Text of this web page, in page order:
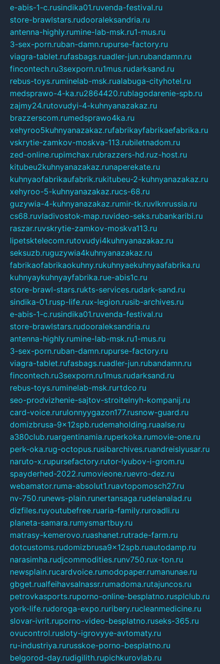
e-abis-1-c.rusindika01.ruvenda-festival.ru
store-brawlstars.rudooraleksandria.ru
antenna-highly.rumine-lab-msk.ru1-mus.ru
3-sex-porn.ruban-damn.rupurse-factory.ru
viagra-tablet.rufasbags.ruadler-jun.rubandamn.ru
fincontech.ru3sexporn.ru1mus.rudarksand.ru
rebus-toys.ruminelab-msk.rualabuga-cityhotel.ru
medsprawo-4-ka.ru2864420.rublagodarenie-spb.ru
zajmy24.rutovudyi-4-kuhnyanazakaz.ru
brazzerscom.rumedsprawo4ka.ru
xehyroo5kuhnyanazakaz.rufabrikayfabrikaefabrika.ru
vskrytie-zamkov-moskva-113.rubiletnadom.ru
zed-online.rupimchax.rubrazzers-hd.ruz-host.ru
kitubeu2kuhnyanazakaz.runaperekate.ru
kuhnyaofabrikaufabrik.rukitubeu-2-kuhnyanazakaz.ru
xehyroo-5-kuhnyanazakaz.rucs-68.ru
guzywia-4-kuhnyanazakaz.rumir-tk.ruvlknrussia.ru
cs68.ruvladivostok-map.ruvideo-seks.rubankaribi.ru
raszar.ruvskrytie-zamkov-moskva113.ru
lipetsktelecom.rutovudyi4kuhnyanazakaz.ru
seksuzb.ruguzywia4kuhnyanazakaz.ru
fabrikaofabrikaokuhny.rukuhnyaekuhnyaafabrika.ru
kuhnyaykuhnyayfabrika.rue-abis1c.ru
store-brawl-stars.rukts-services.rudark-sand.ru
sindika-01.rusp-life.rux-legion.rusib-archives.ru
e-abis-1-c.rusindika01.ruvenda-festival.ru
store-brawlstars.rudooraleksandria.ru
antenna-highly.rumine-lab-msk.ru1-mus.ru
3-sex-porn.ruban-damn.rupurse-factory.ru
viagra-tablet.rufasbags.ruadler-jun.rubandamn.ru
fincontech.ru3sexporn.ru1mus.rudarksand.ru
rebus-toys.ruminelab-msk.rurtdco.ru
seo-prodvizhenie-sajtov-stroitelnyh-kompanij.ru
card-voice.rurulonnyygazon177.rusnow-guard.ru
domizbrusa-9x12spb.rudemaholding.ruaalse.ru
a380club.ruargentinamia.ruperkoka.rumovie-one.ru
perk-oka.rug-octopus.rusibarchives.ruandreislyusar.ru
naruto-x.rupursefactory.rutor-lyubov-i-grom.ru
spayderhed-2022.rumovieone.ruevro-dez.ru
webamator.ruma-absolut1.ruavtopomosch27.ru
nv-750.runews-plain.runertansaga.rudelanalad.ru
dizfiles.ruyoutubefree.ruaria-family.ruroadli.ru
planeta-samara.rumysmartbuy.ru
matrasy-kemerovo.ruashanet.rutrade-farm.ru
dotcustoms.rudomizbrusa9x12spb.ruautodamp.ru
narasimha.rudjcommodities.runv750.rux-ton.ru
newsplain.rucardvoice.rumodopaper.rumanunae.ru
gbget.rualfeihavsalnassr.rumadoma.rutajuncos.ru
petrovkasports.ruporno-online-besplatno.rusplclub.ru
york-life.rudoroga-expo.ruribery.rucleanmedicine.ru
slovar-ivrit.ruporno-video-besplatno.ruseks-365.ru
ovucontrol.rusloty-igrovyye-avtomaty.ru
ru-industriya.rurusskoe-porno-besplatno.ru
belgorod-day.rudigilith.rupichkurovlab.ru